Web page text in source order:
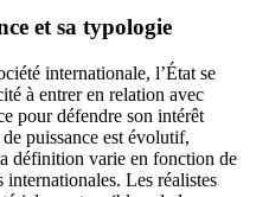
et sa typologie
internationale, l’État se
à entrer en relation avec
pour défendre son intérêt
puissance est évolutif,
définition varie en fonction de
internationales. Les réalistes